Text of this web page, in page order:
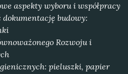
aspekty wyboru i współpracy
budowy:
Rozwoju i
pieluszki, papier